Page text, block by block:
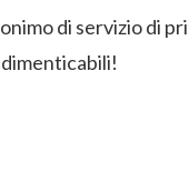
di servizio di